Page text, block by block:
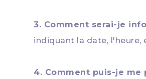
3. Comment serai-je
indiquant la date, l'heure,
4. Comment puis-je